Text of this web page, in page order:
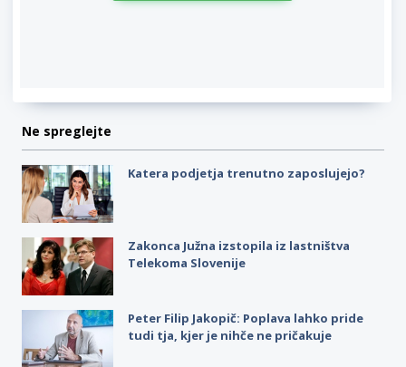
Ne spreglejte
Katera podjetja trenutno zaposlujejo?
Zakonca Južna izstopila iz lastništva
Telekoma Slovenije
Peter Filip Jakopič: Poplava lahko pride
tudi tja, kjer je nihče ne pričakuje